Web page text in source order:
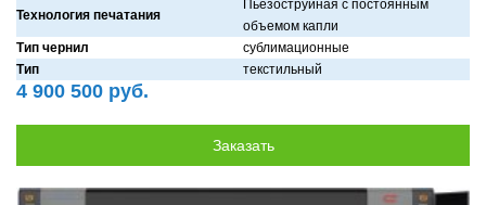
Технология печатания
Пьезоструйнaя с постоянным
объемом кaпли
Тип чернил
сублимaционные
Тип
текстильный
4 900 500 руб.